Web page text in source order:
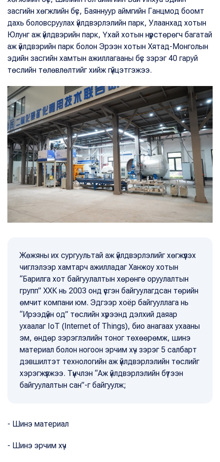
засгийн хөгжлийн бүс, Баяннуур аймгийн Ганцмод боомт
дахь боловсруулах үйлдвэрлэлийн парк, Улаанхад хотын
Юлунг аж үйлдвэрийн парк, Үхай хотын нүүрстөрөгч багатай
аж үйлдвэрийн парк болон Эрээн хотын Хятад-Монголын
эдийн засгийн хамтын ажиллагааны бүс зэрэг 40 гаруй
төслийн төлөвлөлтийг хийж гүйцэтгэжээ.
Жөжяны их сургуультай аж үйлдвэрлэлийг хөгжүүлэх
чиглэлээр хамтарч ажилладаг Ханжоу хотын
“Барилга хот байгуулалтын хөрөнгө оруулалтын
групп” ХХК нь 2003 онд үүсгэн байгуулагдсан төрийн
өмчит компани юм. Эдгээр хоёр байгууллага нь
“Ирээдүйн од” төслийн хүрээнд дэлхий даяар
ухаалаг IoT (Internet of Things), био анагаах ухааны
эм, өндөр зэрэглэлийн тоног төхөөрөмж, шинэ
материал болон ногоон эрчим хүч зэрэг 5 салбарт
дэвшилтэт технологийн аж үйлдвэрлэлийн төслийг
хэрэгжүүлжээ. Түүнчлэн “Аж үйлдвэрлэлийн бүтээн
байгуулалтын сан”-г байгуулж;
- Шинэ материал
- Шинэ эрчим хүч